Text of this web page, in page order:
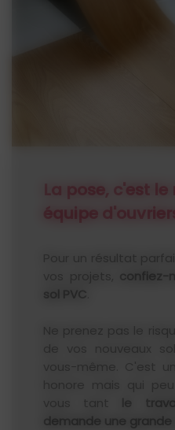
La pose, c'est
équipe
Pour un résultat
Ne prenez pas le
le
demande une grande